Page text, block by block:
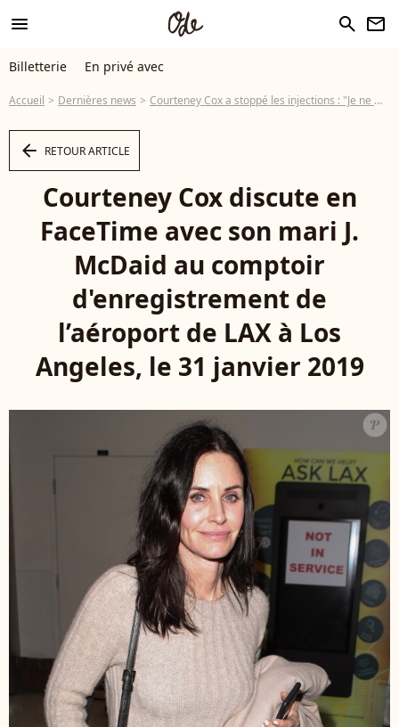
menu search newsletter
Billetterie En privé avec
Accueil Dernières news Courteney Cox a stoppé les injections : "Je ne me ressemblais plus"
arrow_left RETOUR ARTICLE
Courteney Cox discute en
FaceTime avec son mari J.
McDaid au comptoir
d'enregistrement de
l’aéroport de LAX à Los
Angeles, le 31 janvier 2019